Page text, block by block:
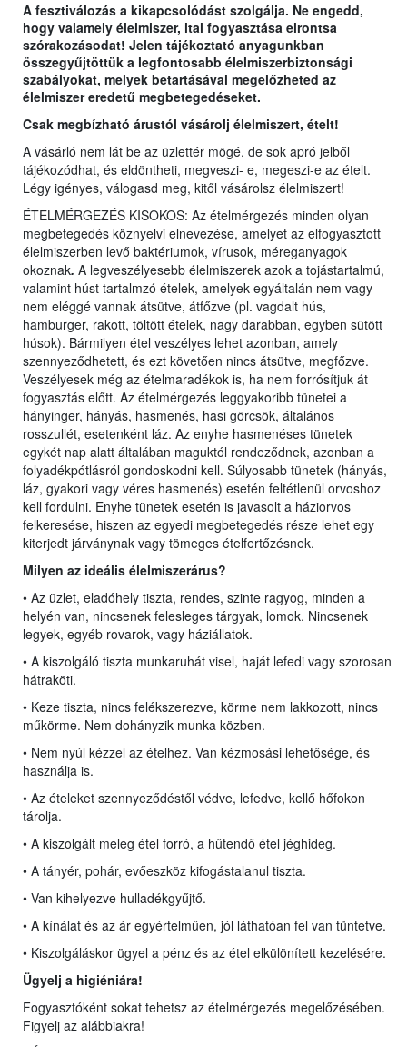
A fesztiválozás a kikapcsolódást szolgálja. Ne engedd,
hogy valamely élelmiszer, ital fogyasztása elrontsa
szórakozásodat! Jelen tájékoztató anyagunkban
összegyűjtöttük a legfontosabb élelmiszerbiztonsági
szabályokat, melyek betartásával megelőzheted az
élelmiszer eredetű megbetegedéseket.
Csak megbízható árustól vásárolj élelmiszert, ételt!
A vásárló nem lát be az üzlettér mögé, de sok apró jelből
tájékozódhat, és eldöntheti, megveszi- e, megeszi-e az ételt.
Légy igényes, válogasd meg, kitől vásárolsz élelmiszert!
ÉTELMÉRGEZÉS KISOKOS: Az ételmérgezés minden olyan
megbetegedés köznyelvi elnevezése, amelyet az elfogyasztott
élelmiszerben levő baktériumok, vírusok, méreganyagok
okoznak. A legveszélyesebb élelmiszerek azok a tojástartalmú,
valamint húst tartalmzó ételek, amelyek egyáltalán nem vagy
nem eléggé vannak átsütve, átfőzve (pl. vagdalt hús,
hamburger, rakott, töltött ételek, nagy darabban, egyben sütött
húsok). Bármilyen étel veszélyes lehet azonban, amely
szennyeződhetett, és ezt követően nincs átsütve, megfőzve.
Veszélyesek még az ételmaradékok is, ha nem forrósítjuk át
fogyasztás előtt. Az ételmérgezés leggyakoribb tünetei a
hányinger, hányás, hasmenés, hasi görcsök, általános
rosszullét, esetenként láz. Az enyhe hasmenéses tünetek
egykét nap alatt általában maguktól rendeződnek, azonban a
folyadékpótlásról gondoskodni kell. Súlyosabb tünetek (hányás,
láz, gyakori vagy véres hasmenés) esetén feltétlenül orvoshoz
kell fordulni. Enyhe tünetek esetén is javasolt a háziorvos
felkeresése, hiszen az egyedi megbetegedés része lehet egy
kiterjedt járványnak vagy tömeges ételfertőzésnek.
Milyen az ideális élelmiszerárus?
• Az üzlet, eladóhely tiszta, rendes, szinte ragyog, minden a
helyén van, nincsenek felesleges tárgyak, lomok. Nincsenek
legyek, egyéb rovarok, vagy háziállatok.
• A kiszolgáló tiszta munkaruhát visel, haját lefedi vagy szorosan
hátraköti.
• Keze tiszta, nincs felékszerezve, körme nem lakkozott, nincs
műkörme. Nem dohányzik munka közben.
• Nem nyúl kézzel az ételhez. Van kézmosási lehetősége, és
használja is.
• Az ételeket szennyeződéstől védve, lefedve, kellő hőfokon
tárolja.
• A kiszolgált meleg étel forró, a hűtendő étel jéghideg.
• A tányér, pohár, evőeszköz kifogástalanul tiszta.
• Van kihelyezve hulladékgyűjtő.
• A kínálat és az ár egyértelműen, jól láthatóan fel van tüntetve.
• Kiszolgáláskor ügyel a pénz és az étel elkülönített kezelésére.
Ügyelj a higiéniára!
Fogyasztóként sokat tehetsz az ételmérgezés megelőzésében.
Figyelj az alábbiakra!